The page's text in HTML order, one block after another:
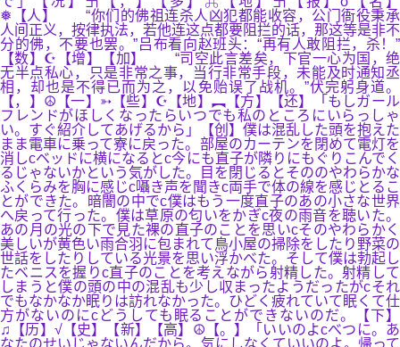
❅【人】 “你们的佛祖连杀人凶犯都能收容，公门衙役秉承
人间正义，按律执法，若他连这点都要阻拦的话，那这等是非不
分的佛，不要也罢。”吕布看向赵班头：“再有人敢阻拦，杀！”
【数】☪【增】【加】 “司空此言差矣，下官一心为国，绝
无半点私心，只是非常之事，当行非常手段，未能及时通知丞
相，却也是不得已而为之，以免贻误了战机。”伏完躬身道。
【，】☮【一】➳【些】☪【地】︻【方】【还】「もしガール
フレンドがほしくなったらいつでも私のところにいらっしゃ
い。すぐ紹介してあげるから」【创】僕は混乱した頭を抱えた
まま電車に乗って寮に戻った。部屋のカーテンを閉めて電灯を
消しcベッドに横になるとc今にも直子が隣りにもぐりこんでく
るじゃないかという気がした。目を閉じるとそののやわらかな
ふくらみを胸に感じc囁き声を聞きc両手で体の線を感じとるこ
とができた。暗闇の中でc僕はもう一度直子のあの小さな世界
へ戻って行った。僕は草原の匂いをかぎc夜の雨音を聴いた。
あの月の光の下で見た裸の直子のことを思いcそのやわらかく
美しいが黄色い雨合羽に包まれて鳥小屋の掃除をしたり野菜の
世話をしたりしている光景を思い浮かべた。そして僕は勃起し
たベニスを握りc直子のことを考えながら射精した。射精して
しまうと僕の頭の中の混乱も少し収まったようだったがcそれ
でもなかなか眠りは訪れなかった。ひどく疲れていて眠くて仕
方がないのにcどうしても眠ることができないのだ。【下】
♫【历】√【史】【新】【高】☮【。】「いいのよcべつに。あ
なたのせいじゃないんだから。気にしなくていいのよ。帰って